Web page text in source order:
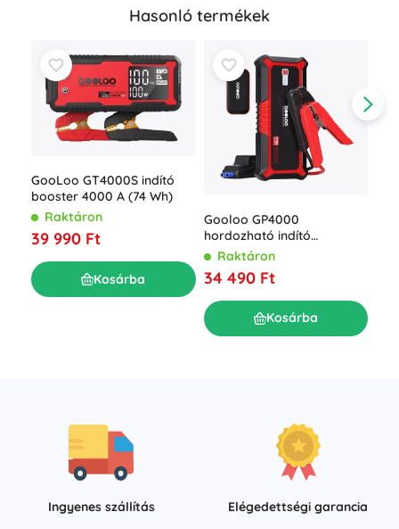
Hasonló termékek
GooLoo GT4000S indító
booster 4000 A (74 Wh)
Raktáron
39 990 Ft
Kosárba
Gooloo GP4000
hordozható indító
akkumulátor 74 Wh
Raktáron
34 490 Ft
Kosárba
Ingyenes szállítás
Elégedettségi garancia